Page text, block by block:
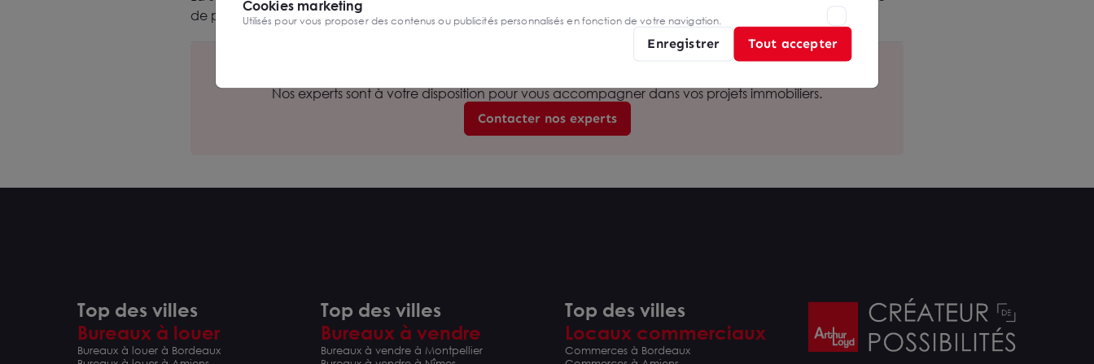
de participer à leur installation.
Nos experts sont à votre disposition pour vous accompagner dans vos projets immobiliers.
Contacter nos experts
Top des villes
Bureaux à louer
Bureaux à louer à Bordeaux
Top des villes
Bureaux à vendre
Bureaux à vendre à Montpellier
Top des villes
Locaux commerciaux
Commerces à Bordeaux
Cookies marketing
Utilisés pour vous proposer des contenus ou publicités personnalisés en fonction de votre navigation.
Enregistrer Tout accepter